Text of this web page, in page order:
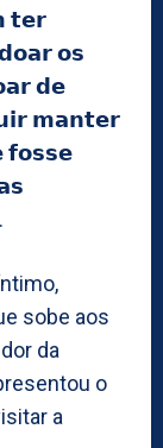
𝘁𝗲𝗿
𝗼𝘀
𝗱𝗲
𝗺𝗮𝗻𝘁𝗲𝗿
sobe aos
da
o
a